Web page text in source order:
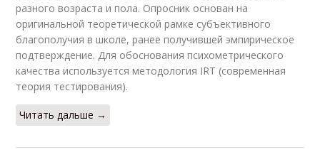
разного возраста и пола. Опросник основан на
оригинальной теоретической рамке субъективного
благополучия в школе, ранее получившей эмпирическое
подтверждение. Для обоснования психометрического
качества используется методология IRT (современная
теория тестирования).
Читать дальше →